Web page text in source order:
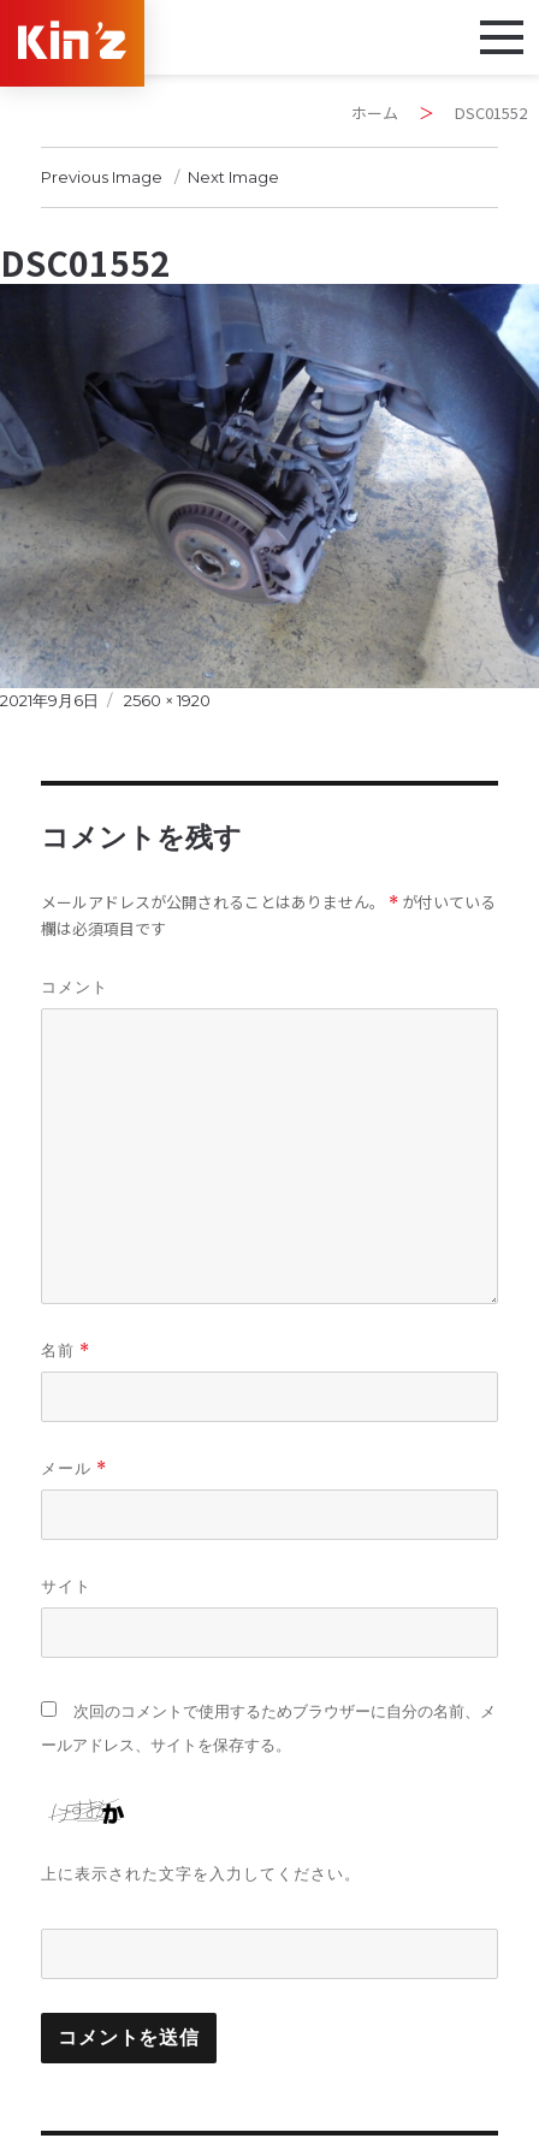
ホーム ＞ DSC01552
Previous Image Next Image
DSC01552
Posted
2021年9月6日
Full
2560 × 1920
コメントを残す
メールアドレスが公開されることはありません。 * が付いている
欄は必須項目です
コメント
名前 *
メール *
サイト
次回のコメントで使用するためブラウザーに自分の名前、メ
ールアドレス、サイトを保存する。
上に表示された文字を入力してください。